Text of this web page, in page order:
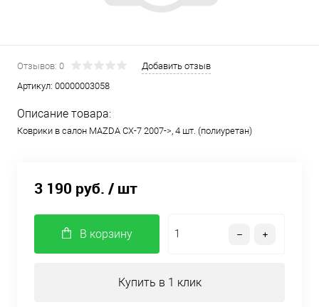
Отзывов: 0
Добавить отзыв
Артикул: 00000003058
Описание товара:
Коврики в салон MAZDA CX-7 2007->, 4 шт. (полиуретан)
3 190 руб. / шт
В корзину
Купить в 1 клик